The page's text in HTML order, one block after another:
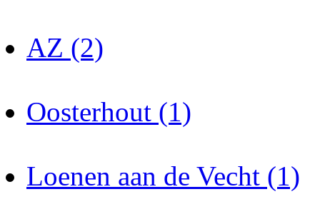
AZ (2)
Oosterhout (1)
Loenen aan de Vecht (1)